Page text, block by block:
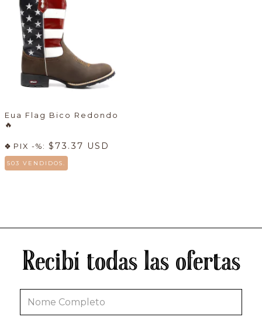
Eua Flag Bico Redondo
🔥
PIX -%: $73.37 USD
503 VENDIDOS.
Recibí todas las ofertas